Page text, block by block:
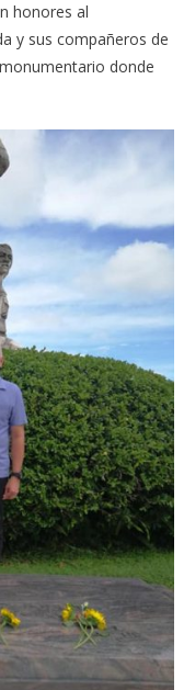
honores al
y sus compañeros de
donde